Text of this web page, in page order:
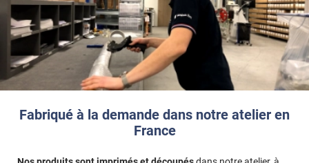
Fabriqué à la demande dans notre atelier en
France